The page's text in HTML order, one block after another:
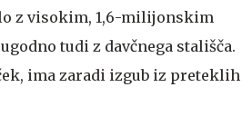
z visokim, 1,6-milijonskim
tudi z davčnega stališča.
ima zaradi izgub iz preteklih